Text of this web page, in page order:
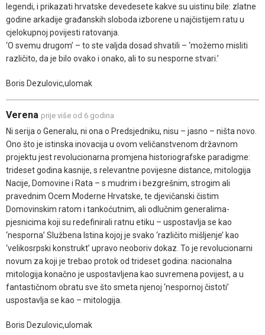
legendi, i prikazati hrvatske devedesete kakve su uistinu bile: zlatne
godine arkadije građanskih sloboda izborene u najčistijem ratu u
cjelokupnoj povijesti ratovanja.
‘O svemu drugom’ – to ste valjda dosad shvatili – ‘možemo misliti
različito, da je bilo ovako i onako, ali to su nesporne stvari.’
Boris Dezulovic,ulomak
Verena prije više od 6 godina
Ni serija o Generalu, ni ona o Predsjedniku, nisu – jasno – ništa novo.
Ono što je istinska inovacija u ovom veličanstvenom državnom
projektu jest revolucionarna promjena historiografske paradigme:
trideset godina kasnije, s relevantne povijesne distance, mitologija
Nacije, Domovine i Rata – s mudrim i bezgrešnim, strogim ali
pravednim Ocem Moderne Hrvatske, te djevičanski čistim
Domovinskim ratom i tankoćutnim, ali odlučnim generalima-
pjesnicima koji su redefinirali ratnu etiku – uspostavlja se kao
‘nesporna’ Službena Istina kojoj je svako ‘različito mišljenje’ kao
‘velikosrpski konstrukt’ upravo neoboriv dokaz. To je revolucionarni
novum za koji je trebao protok od trideset godina: nacionalna
mitologija konačno je uspostavljena kao suvremena povijest, a u
fantastičnom obratu sve što smeta njenoj ‘nespornoj čistoti’
uspostavlja se kao – mitologija.
Boris Dezulovic,ulomak